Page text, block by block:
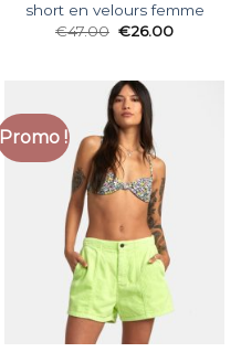
short en velours femme
€47.00 €26.00
Promo !